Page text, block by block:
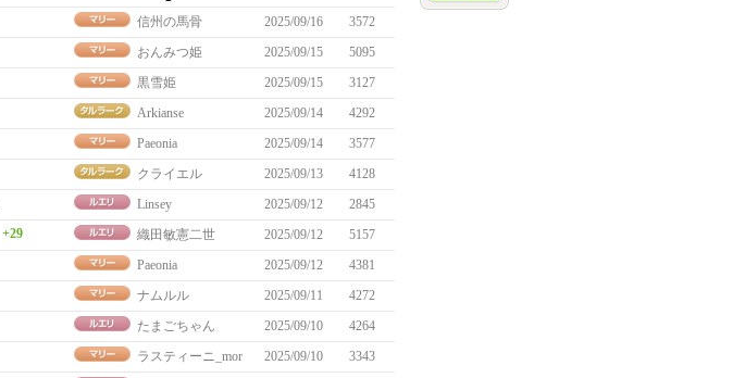
信州の馬骨 2025/09/16
3572
おんみつ姫 2025/09/15
5095
黒雪姫 2025/09/15
3127
Arkianse 2025/09/14
4292
Paeonia 2025/09/14
3577
クライエル 2025/09/13
4128
Linsey 2025/09/12
2845
+29 織田敏憲二世 2025/09/12
5157
Paeonia 2025/09/12
4381
ナムルル 2025/09/11
4272
たまごちゃん 2025/09/10
4264
ラスティーニ_mor 2025/09/10
3343